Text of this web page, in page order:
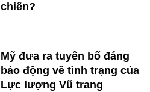
chiến?
Mỹ đưa ra tuyên bố đáng
báo động về tình trạng của
Lực lượng Vũ trang